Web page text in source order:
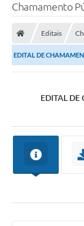
Chamamento
Editais
EDITAL DE
EDITAL